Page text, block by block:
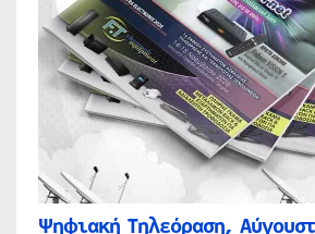
Ψηφιακή Τηλεόραση,